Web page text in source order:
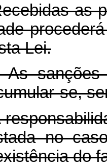
as
Lei.
sanções
se,
no
do